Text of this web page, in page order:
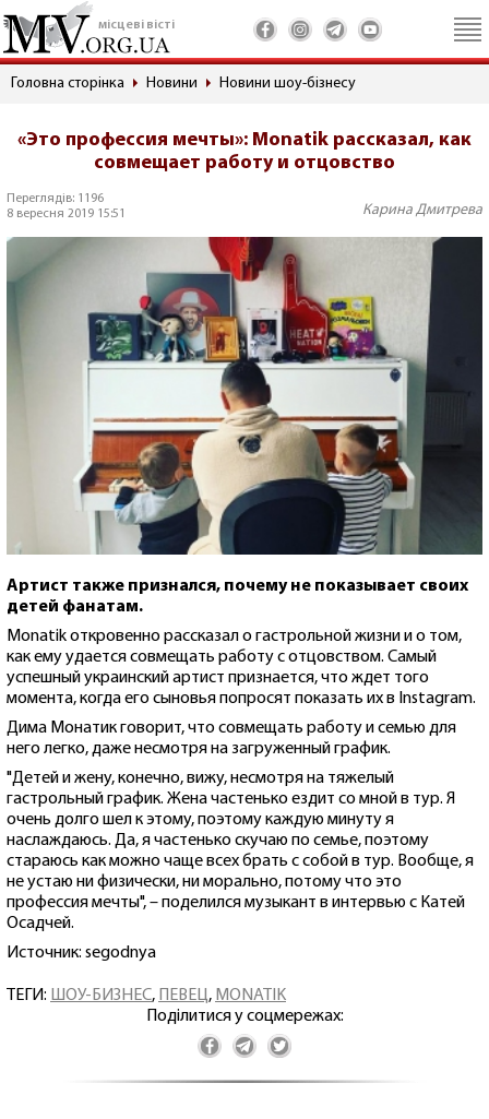
місцеві вісті
Головна сторінка Новини Новини шоу-бізнесу
«Это профессия мечты»: Monatik рассказал, как
совмещает работу и отцовство
Переглядів: 1196
8 вересня 2019 15:51
Карина Дмитрева
Артист также признался, почему не показывает своих
детей фанатам.
Monatik откровенно рассказал о гастрольной жизни и о том,
как ему удается совмещать работу с отцовством. Самый
успешный украинский артист признается, что ждет того
момента, когда его сыновья попросят показать их в Instagram.
Дима Монатик говорит, что совмещать работу и семью для
него легко, даже несмотря на загруженный график.
"Детей и жену, конечно, вижу, несмотря на тяжелый
гастрольный график. Жена частенько ездит со мной в тур. Я
очень долго шел к этому, поэтому каждую минуту я
наслаждаюсь. Да, я частенько скучаю по семье, поэтому
стараюсь как можно чаще всех брать с собой в тур. Вообще, я
не устаю ни физически, ни морально, потому что это
профессия мечты", – поделился музыкант в интервью с Катей
Осадчей.
Источник: segodnya
ТЕГИ: ШОУ-БИЗНЕС, ПЕВЕЦ, MONATIK
Поділитися у соцмережах: